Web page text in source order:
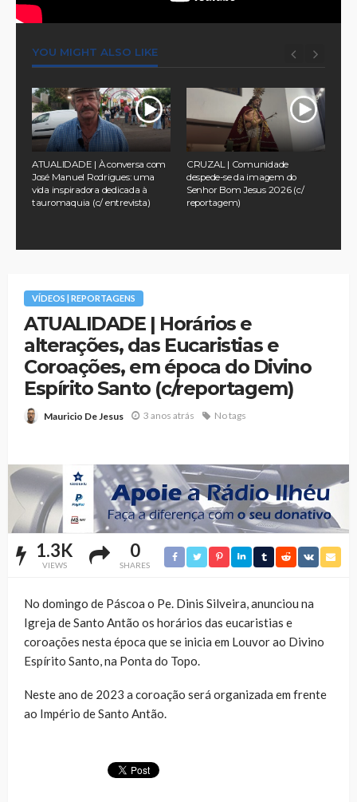
YOU MIGHT ALSO LIKE
ATUALIDADE | À conversa com
José Manuel Rodrigues: uma
vida inspiradora dedicada à
tauromaquia (c/ entrevista)
CRUZAL | Comunidade
despede-se da imagem do
Senhor Bom Jesus 2026 (c/
reportagem)
VÍDEOS | REPORTAGENS
ATUALIDADE | Horários e
alterações, das Eucaristias e
Coroações, em época do Divino
Espírito Santo (c/reportagem)
Mauricio De Jesus 3 anos atrás No tags
1.3K
VIEWS
0
SHARES
No domingo de Páscoa o Pe. Dinis Silveira, anunciou na
Igreja de Santo Antão os horários das eucaristias e
coroações nesta época que se inicia em Louvor ao Divino
Espírito Santo, na Ponta do Topo.
Neste ano de 2023 a coroação será organizada em frente
ao Império de Santo Antão.